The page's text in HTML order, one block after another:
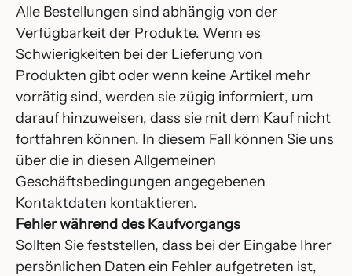
Alle Bestellungen sind abhängig von der
Verfügbarkeit der Produkte. Wenn es
Schwierigkeiten bei der Lieferung von
Produkten gibt oder wenn keine Artikel mehr
vorrätig sind, werden sie zügig informiert, um
darauf hinzuweisen, dass sie mit dem Kauf nicht
fortfahren können. In diesem Fall können Sie uns
über die in diesen Allgemeinen
Geschäftsbedingungen angegebenen
Kontaktdaten kontaktieren.
Fehler während des Kaufvorgangs
Sollten Sie feststellen, dass bei der Eingabe Ihrer
persönlichen Daten ein Fehler aufgetreten ist,